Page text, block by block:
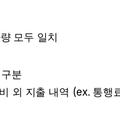
모두 일치
분
외 지출 내역 (ex. 통행